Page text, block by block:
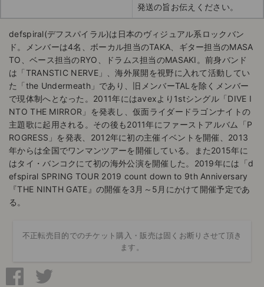
発送の旨お伝えください。
defspiral(デフスパイラル)は日本のヴィジュアル系ロックバン
ド。メンバーは4名、ボーカル担当のTAKA、ギター担当のMASA
TO、ベース担当のRYO、ドラムス担当のMASAKI。前身バンド
は「TRANSTIC NERVE」、海外展開を視野に入れて活動してい
た「the Undermeath」であり、旧メンバーTALを除くメンバー
で現体制へとなった。2011年にはavexより1stシングル「DIVE I
NTO THE MIRROR」を発表し、仮面ライダードラゴンナイトの
主題歌に起用される。その後も2011年にファーストアルバム「P
ROGRESS」を発表、2012年に初の主催イベントを開催、2013
年からは全国でワンマンツアーを開催している。また2015年に
はタイ・バンコクにて初の海外公演を開催した。2019年には「d
efspiral SPRING TOUR 2019 count down to 9th Anniversary
『THE NINTH GATE』の開催を3月～5月にかけて開催予定であ
る。
不正転売目的でのチケット購入・販売は固くお断りさせて頂き
ます。